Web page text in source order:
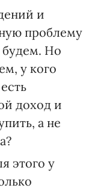
и
проблему
будем. Но
у кого
доход и
а не
этого у